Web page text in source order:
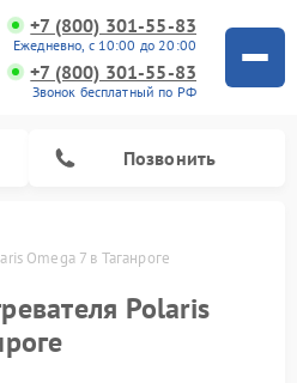
+7 (800) 301-55-83
Ежедневно, с 10:00 до 20:00
+7 (800) 301-55-83
Звонок бесплатный по РФ
Позвонить
Omega 7 в Таганроге
Polaris